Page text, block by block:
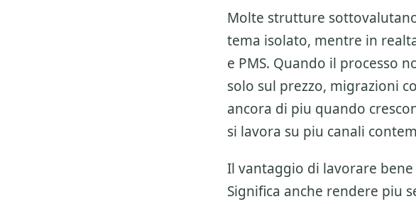
Molte strutture
tema isolato, mentre in
e PMS. Quando il processo
solo sul prezzo, migrazioni
ancora di piu quando
si lavora su piu canali
Il vantaggio di lavorare bene
Significa anche rendere piu